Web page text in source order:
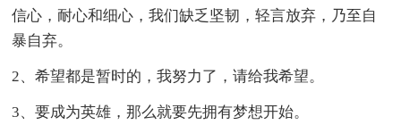
信心，耐心和细心，我们缺乏坚韧，轻言放弃，乃至自
暴自弃。
2、希望都是暂时的，我努力了，请给我希望。
3、要成为英雄，那么就要先拥有梦想开始。